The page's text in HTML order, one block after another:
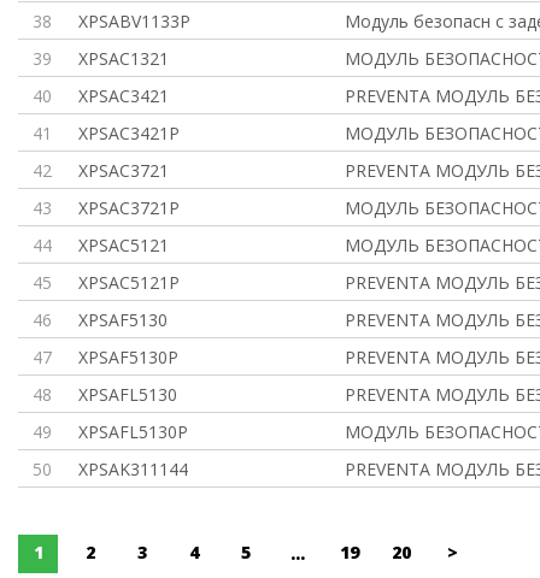
38
XPSABV1133P
Модуль безопасн с
39
XPSAC1321
МОДУЛЬ
40
XPSAC3421
PREVENTA МОДУЛЬ
41
XPSAC3421P
МОДУЛЬ
42
XPSAC3721
PREVENTA МОДУЛЬ
43
XPSAC3721P
МОДУЛЬ
44
XPSAC5121
МОДУЛЬ
45
XPSAC5121P
PREVENTA МОДУЛЬ
46
XPSAF5130
PREVENTA МОДУЛЬ
47
XPSAF5130P
PREVENTA МОДУЛЬ
48
XPSAFL5130
PREVENTA МОДУЛЬ
49
XPSAFL5130P
МОДУЛЬ
50
XPSAK311144 PREVENTA МОДУЛЬ
1 2 3 4 5 ... 19 20 >